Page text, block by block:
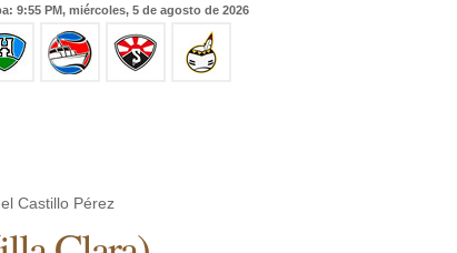
9:55 PM, miércoles, 5 de agosto de 2026
Castillo Pérez